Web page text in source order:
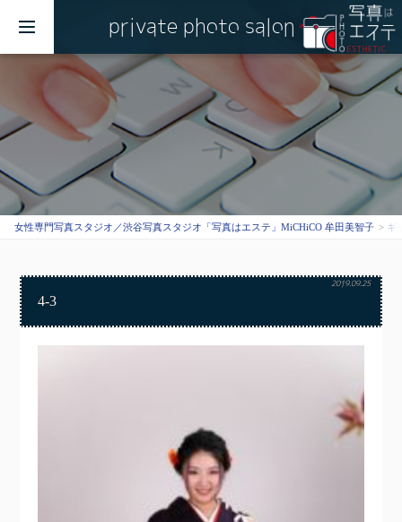
private photo salon
女性専門写真スタジオ／渋谷写真スタジオ「写真はエステ」MiCHiCO 牟田美智子 ギ
2019.09.25
4-3